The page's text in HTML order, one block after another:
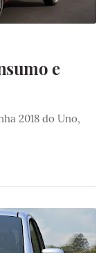
e
2018 do Uno,